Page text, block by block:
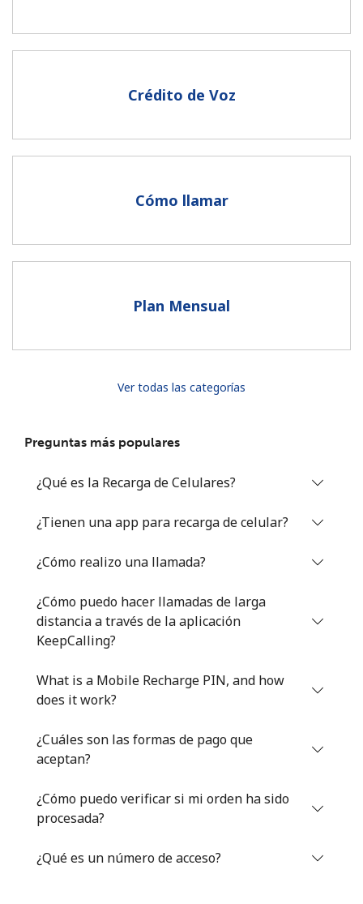
Un caracter especial
Al abrir una cuenta en este sitio web, estoy de acuerdo con
o
Crédito de Voz
Cómo llamar
Plan Mensual
Ver todas las categorías
Preguntas más populares
¿Qué es la Recarga de Celulares?
¿Tienen una app para recarga de celular?
¿Cómo realizo una llamada?
¿Cómo puedo hacer llamadas de larga
distancia a través de la aplicación
KeepCalling?
What is a Mobile Recharge PIN, and how
does it work?
¿Cuáles son las formas de pago que
aceptan?
¿Cómo puedo verificar si mi orden ha sido
procesada?
¿Qué es un número de acceso?